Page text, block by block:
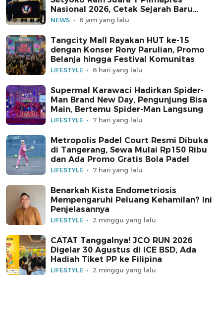
Nasional 2026, Cetak Sejarah Baru
untuk Kampus Swasta
NEWS 6 jam yang lalu
Tangcity Mall Rayakan HUT ke-15
dengan Konser Rony Parulian, Promo
Belanja hingga Festival Komunitas
LIFESTYLE 6 hari yang lalu
Supermal Karawaci Hadirkan Spider-
Man Brand New Day, Pengunjung Bisa
Main, Bertemu Spider-Man Langsung
LIFESTYLE 7 hari yang lalu
Metropolis Padel Court Resmi Dibuka
di Tangerang, Sewa Mulai Rp150 Ribu
dan Ada Promo Gratis Bola Padel
LIFESTYLE 7 hari yang lalu
Benarkah Kista Endometriosis
Mempengaruhi Peluang Kehamilan? Ini
Penjelasannya
LIFESTYLE 2 minggu yang lalu
CATAT Tanggalnya! JCO RUN 2026
Digelar 30 Agustus di ICE BSD, Ada
Hadiah Tiket PP ke Filipina
LIFESTYLE 2 minggu yang lalu